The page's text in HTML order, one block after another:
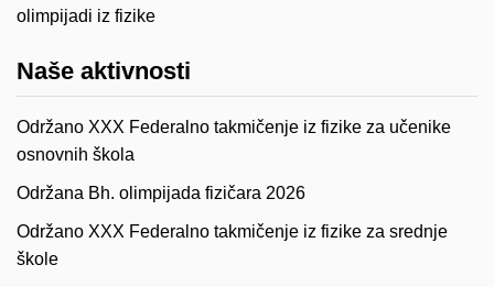
olimpijadi iz fizike
Naše aktivnosti
Održano XXX Federalno takmičenje iz fizike za učenike
osnovnih škola
Održana Bh. olimpijada fizičara 2026
Održano XXX Federalno takmičenje iz fizike za srednje
škole